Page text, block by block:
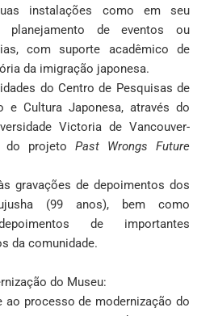
instalações como em seu
planejamento de eventos ou
com suporte acadêmico de
da imigração japonesa.
do Centro de Pesquisas de
e Cultura Japonesa, através do
Victoria de Vancouver-
do projeto Past Wrongs Future
gravações de depoimentos dos
(99 anos), bem como
de importantes
da comunidade.
do Museu:
ao processo de modernização do